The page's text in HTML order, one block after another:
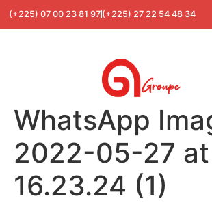
(+225) 07 00 23 81 97 (+225) 27 22 54 48 34
WhatsApp
2022-05-27 at
16.23.24 (1)